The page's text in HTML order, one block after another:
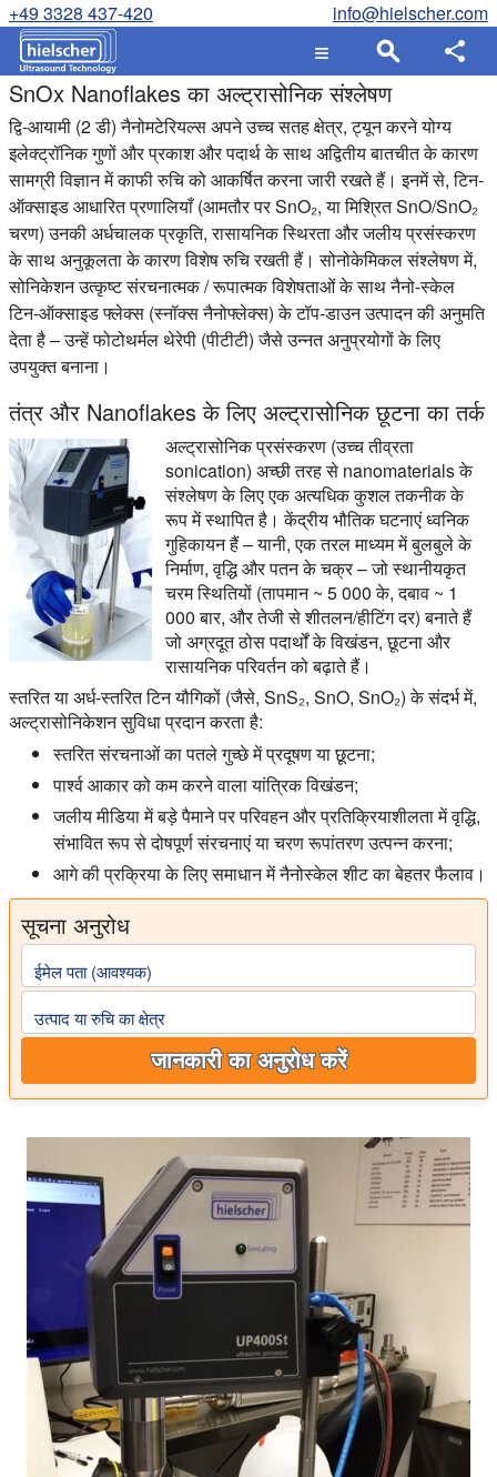
+49 3328 437-420 info@hielscher.com
SnOx Nanoflakes का अल्ट्रासोनिक संश्लेषण
द्वि-आयामी (2 डी) नैनोमटेरियल्स अपने उच्च सतह क्षेत्र, ट्यून करने योग्य
इलेक्ट्रॉनिक गुणों और प्रकाश और पदार्थ के साथ अद्वितीय बातचीत के कारण
सामग्री विज्ञान में काफी रुचि को आकर्षित करना जारी रखते हैं। इनमें से, टिन-
ऑक्साइड आधारित प्रणालियाँ (आमतौर पर SnO₂, या मिश्रित SnO/SnO₂
चरण) उनकी अर्धचालक प्रकृति, रासायनिक स्थिरता और जलीय प्रसंस्करण
के साथ अनुकूलता के कारण विशेष रुचि रखती हैं। सोनोकेमिकल संश्लेषण में,
सोनिकेशन उत्कृष्ट संरचनात्मक / रूपात्मक विशेषताओं के साथ नैनो-स्केल
टिन-ऑक्साइड फ्लेक्स (स्नॉक्स नैनोफ्लेक्स) के टॉप-डाउन उत्पादन की अनुमति
देता है – उन्हें फोटोथर्मल थेरेपी (पीटीटी) जैसे उन्नत अनुप्रयोगों के लिए
उपयुक्त बनाना।
तंत्र और Nanoflakes के लिए अल्ट्रासोनिक छूटना का तर्क
अल्ट्रासोनिक प्रसंस्करण (उच्च तीव्रता
sonication) अच्छी तरह से nanomaterials के
संश्लेषण के लिए एक अत्यधिक कुशल तकनीक के
रूप में स्थापित है। केंद्रीय भौतिक घटनाएं ध्वनिक
गुहिकायन हैं – यानी, एक तरल माध्यम में बुलबुले के
निर्माण, वृद्धि और पतन के चक्र – जो स्थानीयकृत
चरम स्थितियों (तापमान ~ 5 000 के, दबाव ~ 1
000 बार, और तेजी से शीतलन/हीटिंग दर) बनाते हैं
जो अग्रदूत ठोस पदार्थों के विखंडन, छूटना और
रासायनिक परिवर्तन को बढ़ाते हैं।
स्तरित या अर्ध-स्तरित टिन यौगिकों (जैसे, SnS₂, SnO, SnO₂) के संदर्भ में,
अल्ट्रासोनिकेशन सुविधा प्रदान करता है:
स्तरित संरचनाओं का पतले गुच्छे में प्रदूषण या छूटना;
पार्श्व आकार को कम करने वाला यांत्रिक विखंडन;
जलीय मीडिया में बड़े पैमाने पर परिवहन और प्रतिक्रियाशीलता में वृद्धि,
संभावित रूप से दोषपूर्ण संरचनाएं या चरण रूपांतरण उत्पन्न करना;
आगे की प्रक्रिया के लिए समाधान में नैनोस्केल शीट का बेहतर फैलाव।
सूचना अनुरोध
ईमेल पता (आवश्यक)
उत्पाद या रुचि का क्षेत्र
जानकारी का अनुरोध करें